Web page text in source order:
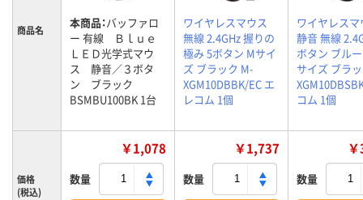
商品名 本商品：バッファロ
ー 有線 Ｂｌｕｅ
ＬＥＤ光学式マウ
ス 静音／３ボタ
ン ブラック
BSMBU100BK 1台
ワイヤレスマウス
無線 2.4GHz 握りの
極み 5ボタン Mサイ
ズ ブラック M-
XGM10DBBK/EC エ
レコム 1個
ワイヤレスマ
静音 無線
ボタン ブル
サイズ ブラ
コム 1個
価格
(税込)
￥1,078
数量
￥1,737
数量 数量